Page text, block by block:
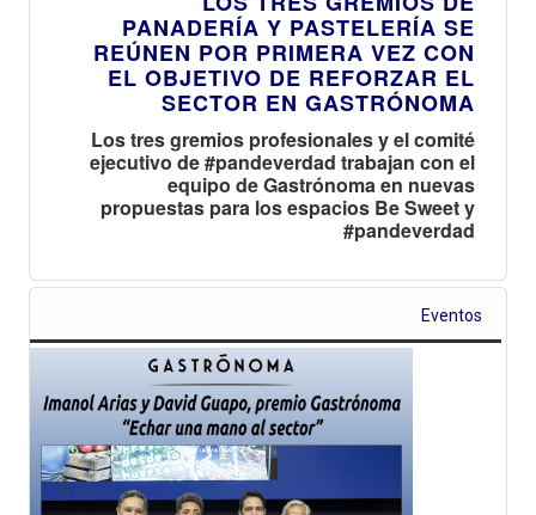
PANADERÍA Y PASTELERÍA SE
REÚNEN POR PRIMERA VEZ CON
EL OBJETIVO DE REFORZAR EL
SECTOR EN GASTRÓNOMA
Los tres gremios profesionales y el comité
ejecutivo de #pandeverdad trabajan con el
equipo de Gastrónoma en nuevas
propuestas para los espacios Be Sweet y
#pandeverdad
Eventos